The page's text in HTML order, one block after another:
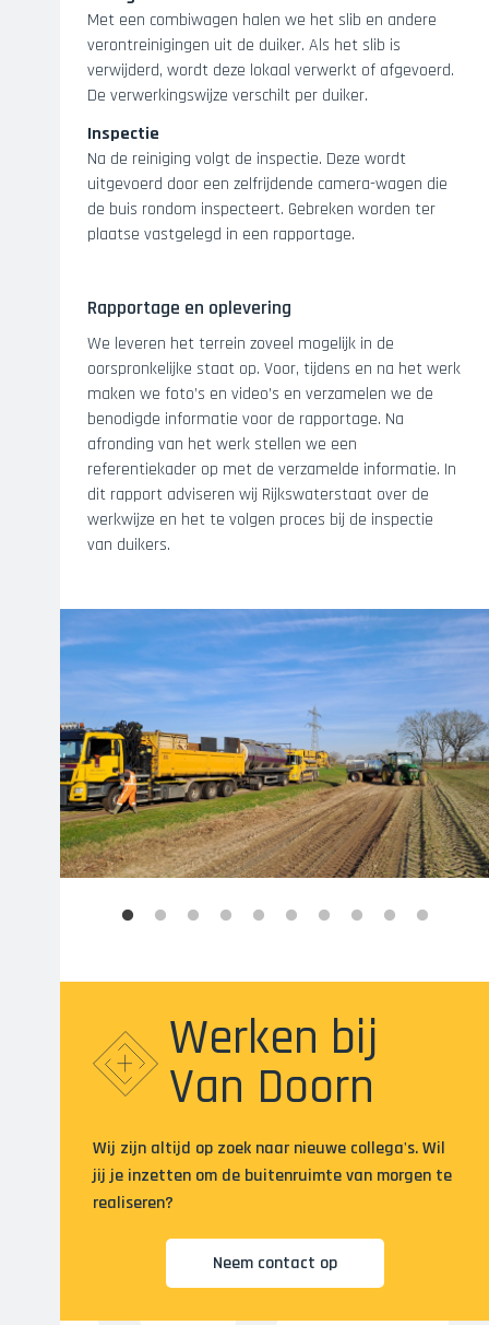
Met een combiwagen halen we het slib en andere
verontreinigingen uit de duiker. Als het slib is
verwijderd, wordt deze lokaal verwerkt of afgevoerd.
De verwerkingswijze verschilt per duiker.
Inspectie
Na de reiniging volgt de inspectie. Deze wordt
uitgevoerd door een zelfrijdende camera-wagen die
de buis rondom inspecteert. Gebreken worden ter
plaatse vastgelegd in een rapportage.
Rapportage en oplevering
We leveren het terrein zoveel mogelijk in de
oorspronkelijke staat op. Voor, tijdens en na het werk
maken we foto’s en video’s en verzamelen we de
benodigde informatie voor de rapportage. Na
afronding van het werk stellen we een
referentiekader op met de verzamelde informatie. In
dit rapport adviseren wij Rijkswaterstaat over de
werkwijze en het te volgen proces bij de inspectie
van duikers.
Werken bij
Van Doorn
Wij zijn altijd op zoek naar nieuwe collega's. Wil
jij je inzetten om de buitenruimte van morgen te
realiseren?
Neem contact op